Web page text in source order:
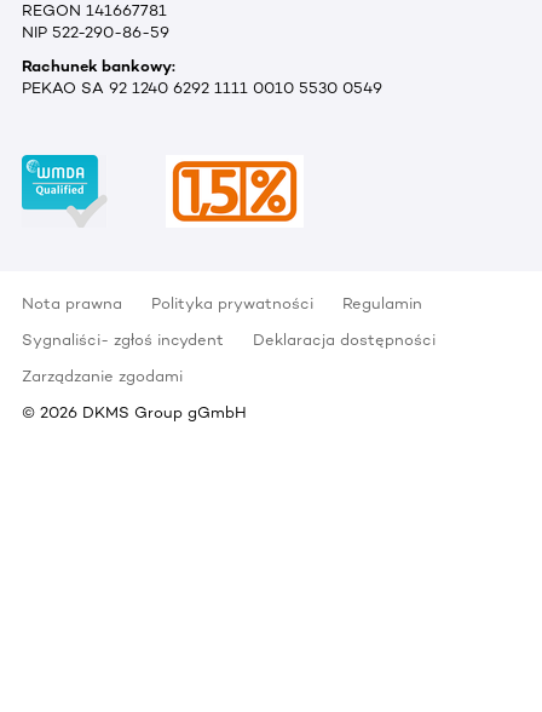
REGON 141667781
NIP 522-290-86-59
Rachunek bankowy:
PEKAO SA 92 1240 6292 1111 0010 5530 0549
Nota prawna Polityka prywatności
Regulamin
Sygnaliści- zgłoś incydent
Deklaracja dostępności
Zarządzanie zgodami
© 2026 DKMS Group gGmbH